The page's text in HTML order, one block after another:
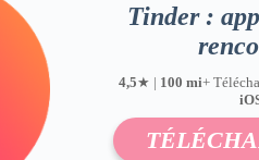
Tinder :
4,5★ | 100 mi+